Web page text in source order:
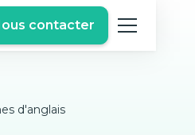
contacter
d'anglais